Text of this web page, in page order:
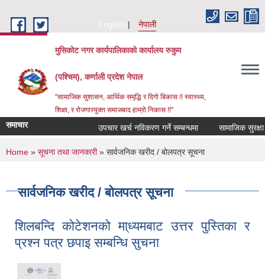
English
नेपाली
मुसिकोट नगर कार्यपालिकाको कार्यालय रुकुम
(पश्चिम), कर्णाली प्रदेश नेपाल
"सामाजिक सुशासन, आर्थिक समृद्धि र दिगो बिकास !! स्वास्थ्य,
शिक्षा, र रोजगारयुक्त समाजबाद हाम्रो निकास !!"
समाचार उपचार खर्च नविकरण गर्ने सम्बन्धमा
You are here
Home » सूचना तथा जानकारी» सार्वजनिक खरीद / बोलपत्र सूचना
सार्वजनिक खरीद / बोलपत्र सूचना
शिलबन्दि कोटेशनको मा्ध्यमबाट उत्तर पुस्तिका र
प्रश्न पत्र छपाइ सम्बन्धि सुचना